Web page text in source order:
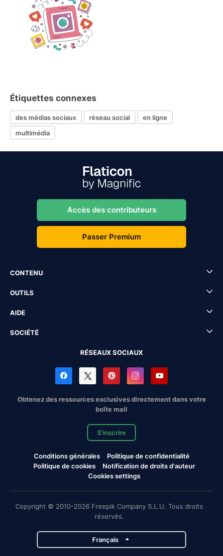
Étiquettes connexes
des médias sociaux réseau social
en ligne
multimédia
Accès des contributeurs
Passer Premium
CONTENU
OUTILS
AIDE
SOCIÉTÉ
RÉSEAUX SOCIAUX
Obtenez des ressources exclusives directement dans votre
boîte mail
S'inscrire
Conditions générales
Politique de confidentialité
Politique de cookies
Notification de droits d'auteur
Cookies settings
Copyright © 2010-2026 Freepik Company S.L.U. Tous droits
réservés.
Français